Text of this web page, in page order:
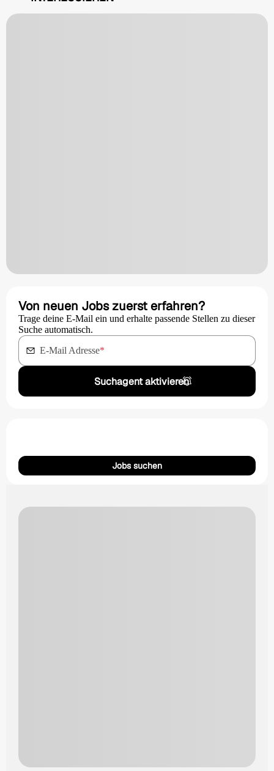
Von neuen Jobs zuerst erfahren?
Trage deine E-Mail ein und erhalte passende Stellen zu dieser
Suche automatisch.
E-Mail Adresse*
Suchagent aktivieren
Jobs suchen